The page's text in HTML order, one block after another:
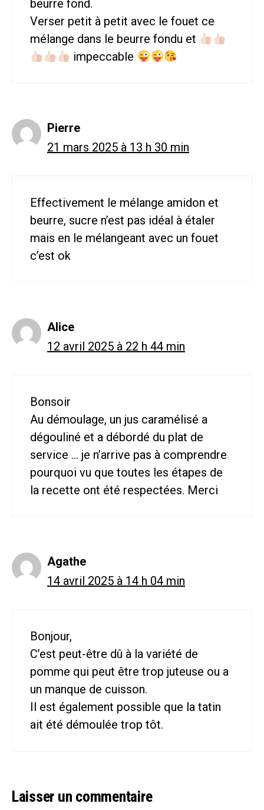
beurre fond.
Verser petit à petit avec le fouet ce
mélange dans le beurre fondu et
impeccable
Pierre
21 mars 2025 à 13 h 30 min
Effectivement le mélange amidon et
beurre, sucre n’est pas idéal à étaler
mais en le mélangeant avec un fouet
c’est ok
Alice
12 avril 2025 à 22 h 44 min
Bonsoir
Au démoulage, un jus caramélisé a
dégouliné et a débordé du plat de
service … je n’arrive pas à comprendre
pourquoi vu que toutes les étapes de
la recette ont été respectées. Merci
Agathe
14 avril 2025 à 14 h 04 min
Bonjour,
C’est peut-être dû à la variété de
pomme qui peut être trop juteuse ou a
un manque de cuisson.
Il est également possible que la tatin
ait été démoulée trop tôt.
Laisser un commentaire